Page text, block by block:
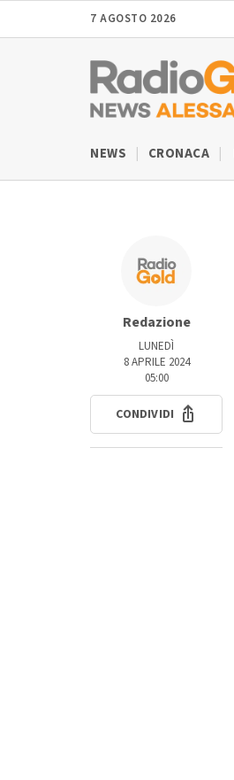
7 AGOSTO 2026
NEWS CRONACA
Redazione
LUNEDÌ
8 APRILE 2024
05:00
CONDIVIDI